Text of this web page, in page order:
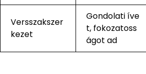
Versszakszer
kezet
Gondolati íve
t, fokozatoss
ágot ad